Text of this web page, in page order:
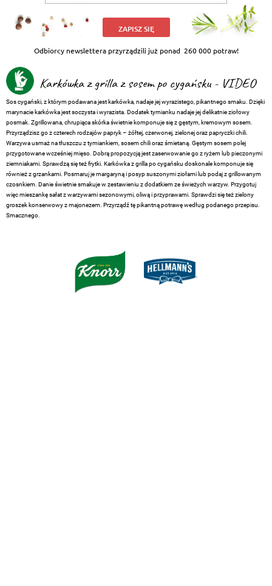
ZAPISZ SIĘ
Odbiorcy newslettera przyrządzili już ponad 260 000 potraw!
Karkówka z grilla z sosem po cygańsku - VIDEO
Sos cygański, z którym podawana jest karkówka, nadaje jej wyrazistego, pikantnego smaku. Dzięki
marynacie karkówka jest soczysta i wyrazista. Dodatek tymianku nadaje jej delikatnie ziołowy
posmak. Zgrillowana, chrupiąca skórka świetnie komponuje się z gęstym, kremowym sosem.
Przyrządzisz go z czterech rodzajów papryk – żółtej, czerwonej, zielonej oraz papryczki chili.
Warzywa usmaż na tłuszczu z tymiankiem, sosem chili oraz śmietaną. Gęstym sosem polej
przygotowane wcześniej mięso. Dobrą propozycją jest zaserwowanie go z ryżem lub pieczonymi
ziemniakami. Sprawdzą się też frytki. Karkówka z grilla po cygańsku doskonale komponuje się
również z grzankami. Posmaruj je margaryną i posyp suszonymi ziołami lub podaj z grillowanym
czosnkiem. Danie świetnie smakuje w zestawieniu z dodatkiem ze świeżych warzyw. Przygotuj
więc mieszankę sałat z warzywami sezonowymi, oliwą i przyprawami. Sprawdzi się też zielony
groszek konserwowy z majonezem. Przyrządź tę pikantną potrawę według podanego przepisu.
Smacznego.